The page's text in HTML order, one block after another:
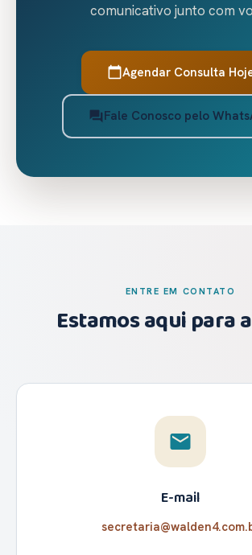
comunicativo junto com
calendar_todayAgendar Consulta
forumFale Conosco pelo
ENTRE EM CONTATO
Estamos aqui para
email
E-mail